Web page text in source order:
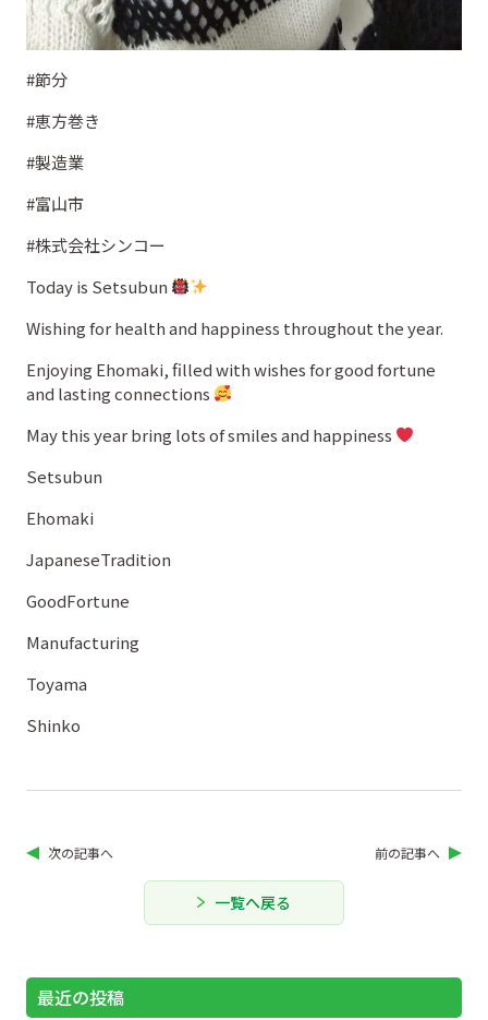
#節分
#恵方巻き
#製造業
#富山市
#株式会社シンコー
Today is Setsubun
Wishing for health and happiness throughout the year.
Enjoying Ehomaki, filled with wishes for good fortune
and lasting connections
May this year bring lots of smiles and happiness
Setsubun
Ehomaki
JapaneseTradition
GoodFortune
Manufacturing
Toyama
Shinko
前の記事へ
次の記事へ
一覧へ戻る
最近の投稿